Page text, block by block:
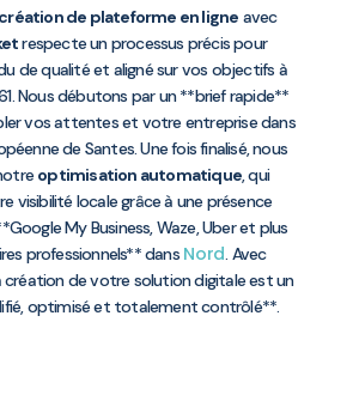
création de plateforme en ligne avec
respecte un processus précis pour
de qualité et aligné sur vos objectifs à
Nous débutons par un **brief rapide**
vos attentes et votre entreprise dans
de Santes. Une fois finalisé, nous
optimisation automatique, qui
visibilité locale grâce à une présence
My Business, Waze, Uber et plus
professionnels** dans Nord. Avec
création de votre solution digitale est un
optimisé et totalement contrôlé**.